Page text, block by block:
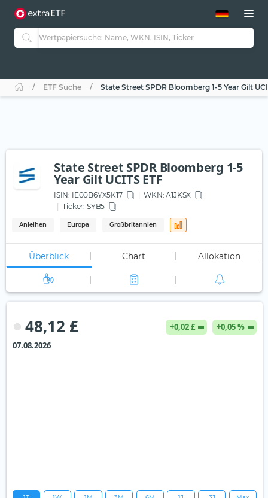
ETF-Guide 2.0
Guide Aktive ETFs
ETF-Sparpläne
ETF Suche State Street SPDR Bloomberg 1-5 Year Gilt
State Street SPDR Bloomberg 1-5
Year Gilt UCITS ETF
ISIN: IE00B6YX5K17 WKN: A1JKSX
Ticker: SYB5
Anleihen Europa Großbritannien
Überblick Chart Allokation
48,12 £ +0,02 £
+0,05 %
07.08.2026